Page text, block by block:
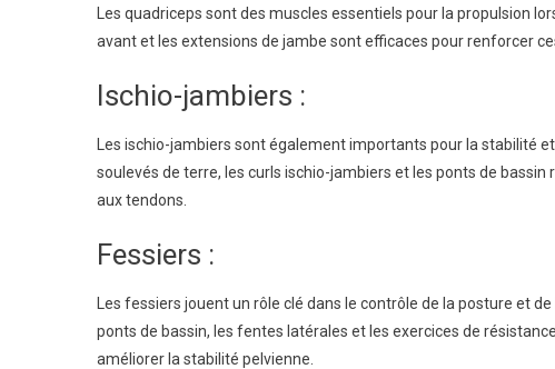
Les quadriceps sont des muscles essentiels pour la propulsion
avant et les extensions de jambe sont efficaces pour renforcer
Ischio-jambiers :
Les ischio-jambiers sont également importants pour la stabilité
soulevés de terre, les curls ischio-jambiers et les ponts de
aux tendons.
Fessiers :
Les fessiers jouent un rôle clé dans le contrôle de la posture et
ponts de bassin, les fentes latérales et les exercices de
améliorer la stabilité pelvienne.